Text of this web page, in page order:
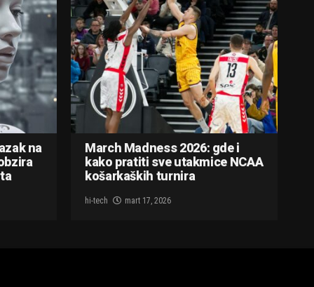
na March Madness 2026: gde i
kako pratiti sve utakmice NCAA
košarkaških turnira
hi-tech mart 17, 2026